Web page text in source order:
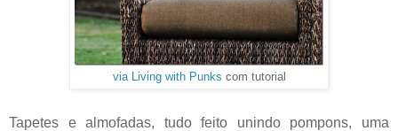
via Living with Punks com tutorial
Tapetes e almofadas, tudo feito unindo pompons, uma